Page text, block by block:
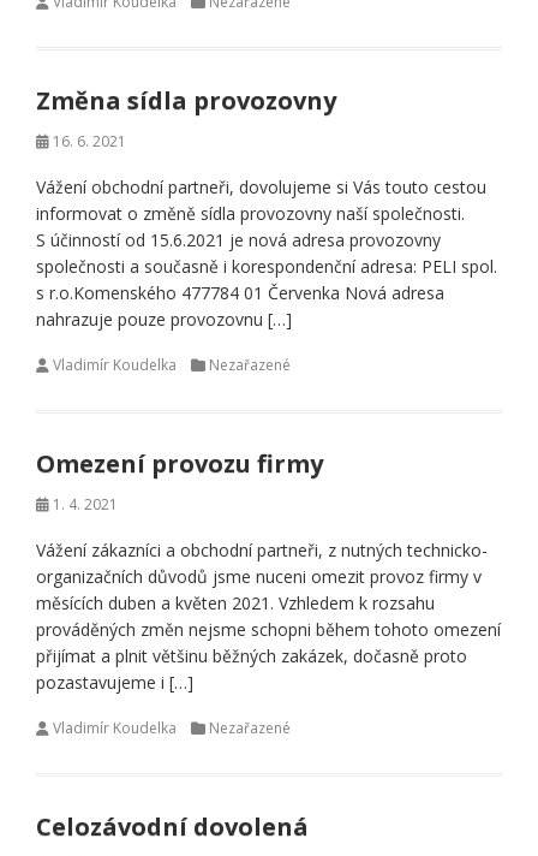
Změna sídla provozovny
16. 6. 2021
Vážení obchodní partneři, dovolujeme si Vás touto cestou
informovat o změně sídla provozovny naší společnosti.
S účinností od 15.6.2021 je nová adresa provozovny
společnosti a současně i korespondenční adresa: PELI spol.
s r.o.Komenského 477784 01 Červenka Nová adresa
nahrazuje pouze provozovnu […]
Vladimír Koudelka Nezařazené
Omezení provozu firmy
1. 4. 2021
Vážení zákazníci a obchodní partneři, z nutných technicko-
organizačních důvodů jsme nuceni omezit provoz firmy v
měsících duben a květen 2021. Vzhledem k rozsahu
prováděných změn nejsme schopni během tohoto omezení
přijímat a plnit většinu běžných zakázek, dočasně proto
pozastavujeme i […]
Vladimír Koudelka Nezařazené
Celozávodní dovolená